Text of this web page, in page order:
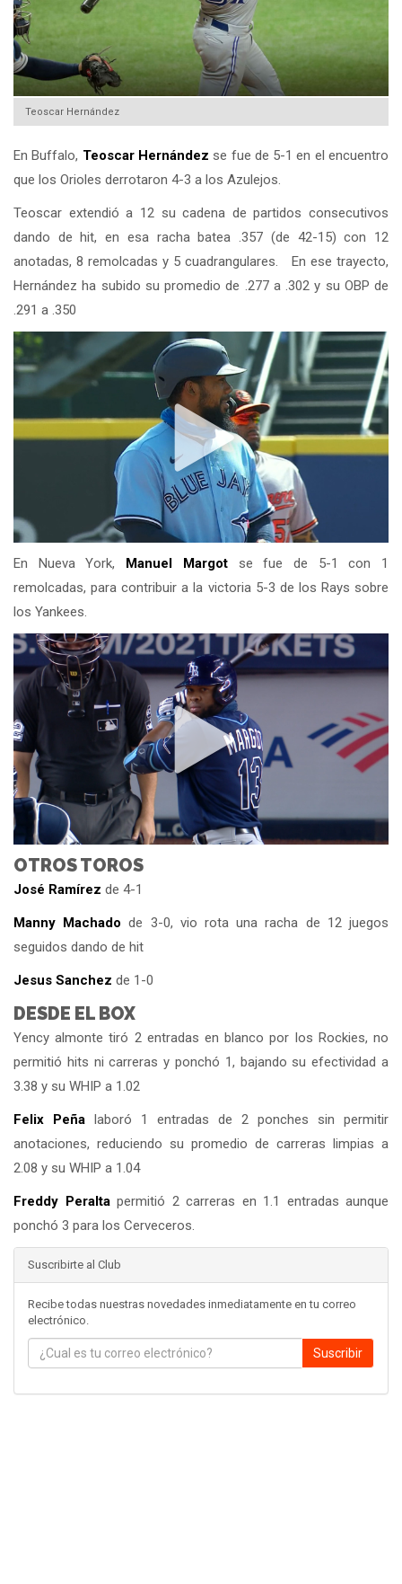
Teoscar Hernández
En Buffalo, Teoscar Hernández se fue de 5-1 en el encuentro
que los Orioles derrotaron 4-3 a los Azulejos.
Teoscar extendió a 12 su cadena de partidos consecutivos
dando de hit, en esa racha batea .357 (de 42-15) con 12
anotadas, 8 remolcadas y 5 cuadrangulares. En ese trayecto,
Hernández ha subido su promedio de .277 a .302 y su OBP de
.291 a .350
En Nueva York, Manuel Margotse fue de 5-1 con 1
remolcadas, para contribuir a la victoria 5-3 de los Rays sobre
los Yankees.
OTROS TOROS
José Ramírez de 4-1
Manny Machado de 3-0, vio rota una racha de 12 juegos
seguidos dando de hit
Jesus Sanchez de 1-0
DESDE EL BOX
Yency almonte tiró 2 entradas en blanco por los Rockies, no
permitió hits ni carreras y ponchó 1, bajando su efectividad a
3.38 y su WHIP a 1.02
Felix Peña laboró 1 entradas de 2 ponches sin permitir
anotaciones, reduciendo su promedio de carreras limpias a
2.08 y su WHIP a 1.04
Freddy Peraltapermitió 2 carreras en 1.1 entradas aunque
ponchó 3 para los Cerveceros.
Suscribirte al Club
Recibe todas nuestras novedades inmediatamente en tu correo
electrónico.
Suscribir